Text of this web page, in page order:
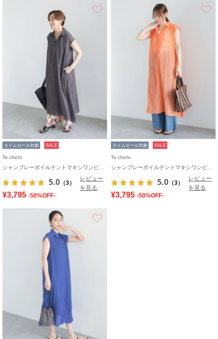
タイムセール対象 SALE
Te chichi
5.0 （3）
レビュー
を見る
¥3,795 -50%OFF-
タイムセール対象 SALE
Te chichi
5.0 （3）
レビュー
を見る
¥3,795 -50%OFF-